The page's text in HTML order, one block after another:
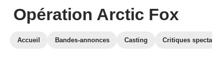
Opération Arctic Fox
Accueil Bandes-annonces Casting Critiques